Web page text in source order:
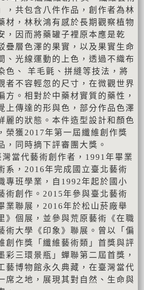
，共包含八件作品，創作者為林
材，林秋鴻有感於長期觀察植物
，因而將藥罐子裡原本應是乾
疊層色澤的果實，以及果實生命
、光線運動的上色，透過不織布
色、 羊毛氈、拼縫等技法，將
者不容輕忽的尺寸，在微觀世界
方。相對於中藥材實質的藥性，
上傳達的形與色，部分作品色澤
麗的狀態。本件造型設計和顏色
榮獲2017年第一屆纖維創作獎
，同時摘下評審團大獎。
當代藝術創作者，1991年畢業
系，2016年完成國立臺北藝術
專班學業，自1992年起於國小
術創作。2015年參與臺北藝術
業聯展，2016年於松山菸廠舉
個展，並參與荒原藝術《在職
術大學《印象》聯展。曾以「偏
創作獎「纖維藝術類」首獎與評
彩三環景瓶」蟬聯第二屆首獎，
藝博物館永久典藏，在臺灣當代
席之地，展現其對自然、生命與